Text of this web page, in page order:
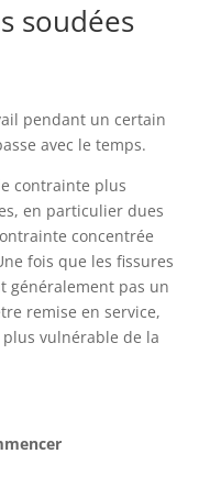
soudées
pendant un certain
avec le temps.
contrainte plus
en particulier dues
concentrée
fois que les fissures
généralement pas un
remise en service,
vulnérable de la